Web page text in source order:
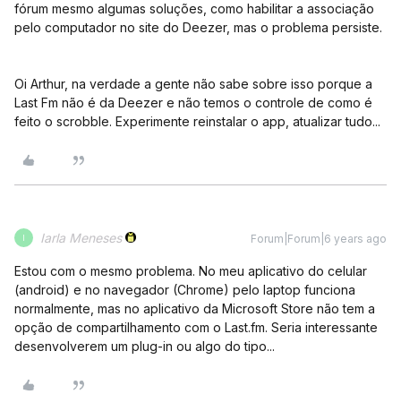
fórum mesmo algumas soluções, como habilitar a associação
pelo computador no site do Deezer, mas o problema persiste.
Oi Arthur, na verdade a gente não sabe sobre isso porque a
Last Fm não é da Deezer e não temos o controle de como é
feito o scrobble. Experimente reinstalar o app, atualizar tudo...
Iarla Meneses Forum|Forum|6 years ago
Estou com o mesmo problema. No meu aplicativo do celular
(android) e no navegador (Chrome) pelo laptop funciona
normalmente, mas no aplicativo da Microsoft Store não tem a
opção de compartilhamento com o Last.fm. Seria interessante
desenvolverem um plug-in ou algo do tipo...